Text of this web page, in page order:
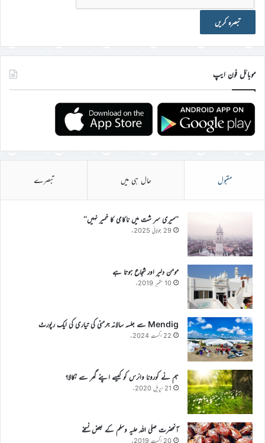
موبائل فون ایپ
مقبول حال ہی میں تبصرے
’’میری سر شت میں ناکامی کا خمیر نہیں‘‘
29 جولائی 2025ء
مومن دلیر اور شجاع ہوتا ہے
10 ستمبر 2019ء
Mendig سے جلسہ سالانہ جرمنی کی تیاری کی ایک رپورٹ
22 اگست 2024ء
ہم نے کورونا وائرس کو کیسے اپنے گھر سے نکالا؟
21 اپریل 2020ء
آنحضرت صلی اللہ علیہ وسلم کے بعض نسخے
20 اگست 2019ء